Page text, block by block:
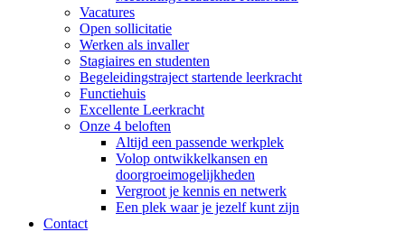
Vacatures
Open sollicitatie
Werken als invaller
Stagiaires en studenten
Begeleidingstraject startende leerkracht
Functiehuis
Excellente Leerkracht
Onze 4 beloften
Altijd een passende werkplek
Volop ontwikkelkansen en
doorgroeimogelijkheden
Vergroot je kennis en netwerk
Een plek waar je jezelf kunt zijn
Contact